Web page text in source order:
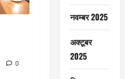
0
नवम्बर 2025
अक्टूबर
2025